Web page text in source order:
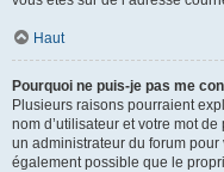
Haut
Pourquoi ne puis-je pas me
Plusieurs raisons pourraient
nom d’utilisateur et votre mot
un administrateur du forum pour
également possible que le